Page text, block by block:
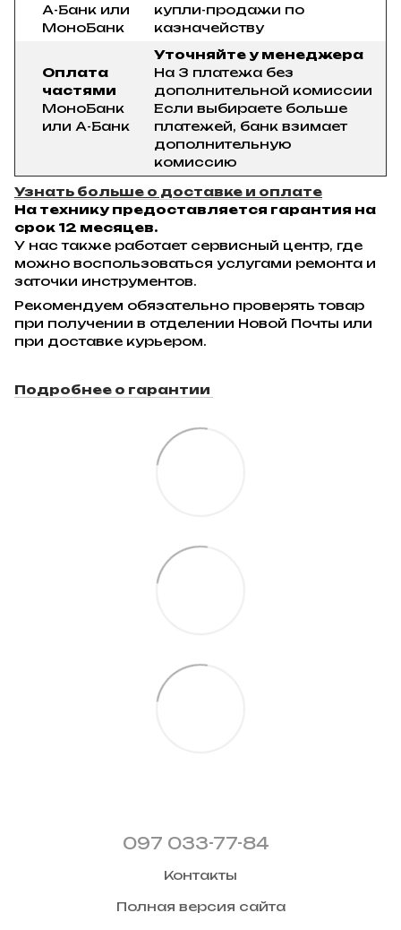
А-Банк или
МоноБанк
купли-продажи по
казначейству
Оплата
частями
МоноБанк
или А-Банк
Уточняйте у менеджера
На 3 платежа без
дополнительной комиссии
Если выбираете больше
платежей, банк взимает
дополнительную
комиссию
Узнать больше о доставке и оплате
На технику предоставляется гарантия на
срок 12 месяцев.
У нас также работает сервисный центр, где
можно воспользоваться услугами ремонта и
заточки инструментов.
Рекомендуем обязательно проверять товар
при получении в отделении Новой Почты или
при доставке курьером.
Подробнее о гарантии
097 033-77-84
Контакты
Полная версия сайта